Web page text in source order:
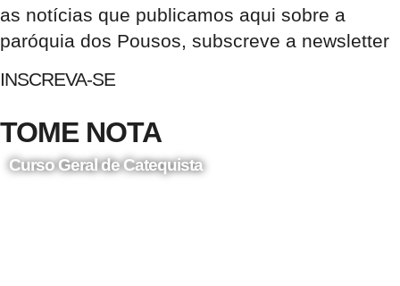
as notícias que publicamos aqui sobre a
paróquia dos Pousos, subscreve a newsletter
INSCREVA-SE
TOME NOTA
Curso Geral de Catequista